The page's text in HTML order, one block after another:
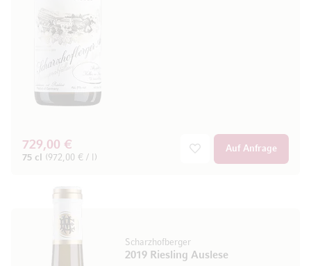
729,00 €
75 cl (972,00 € / l)
Auf Anfrage
Scharzhofberger
2019 Riesling Auslese